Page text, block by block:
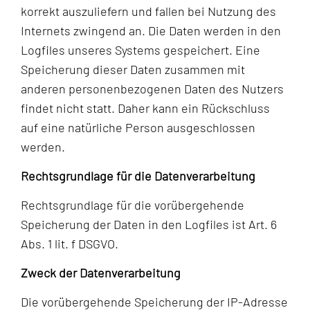
korrekt auszuliefern und fallen bei Nutzung des
Internets zwingend an. Die Daten werden in den
Logfiles unseres Systems gespeichert. Eine
Speicherung dieser Daten zusammen mit
anderen personenbezogenen Daten des Nutzers
findet nicht statt. Daher kann ein Rückschluss
auf eine natürliche Person ausgeschlossen
werden.
Rechtsgrundlage für die Datenverarbeitung
Rechtsgrundlage für die vorübergehende
Speicherung der Daten in den Logfiles ist Art. 6
Abs. 1 lit. f DSGVO.
Zweck der Datenverarbeitung
Die vorübergehende Speicherung der IP-Adresse